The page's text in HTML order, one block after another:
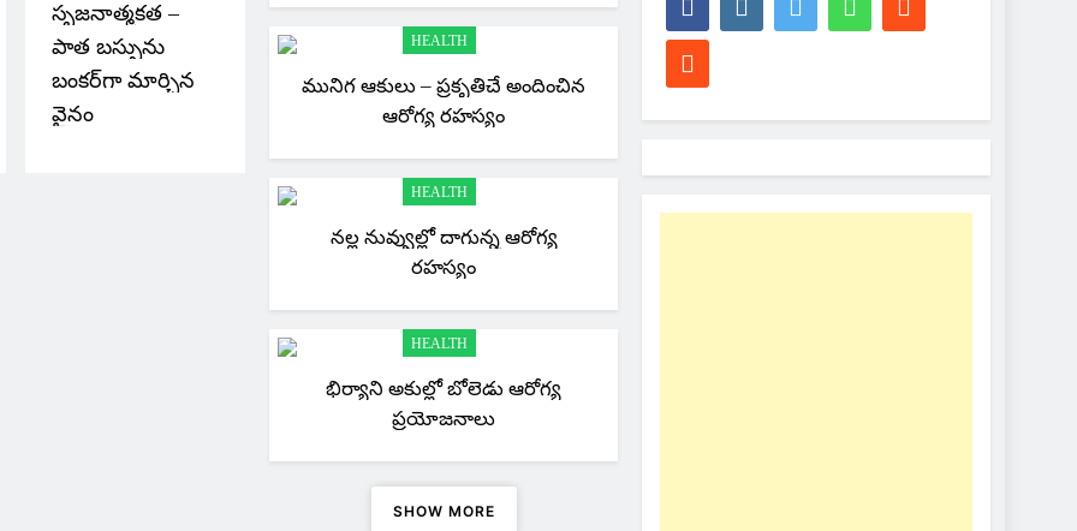
HEALTH
మునిగ ఆకులు – ప్రకృతిచే అందించిన
ఆరోగ్య రహస్యం
HEALTH
నల్ల నువ్వుల్లో దాగున్న ఆరోగ్య
రహస్యం
HEALTH
భిర్యాని అకుల్లో బోలెడు ఆరోగ్య
ప్రయోజనాలు
SHOW MORE
సృజనాత్మకత –
పాత బస్సును
బంకర్‌గా మార్చిన
వైనం